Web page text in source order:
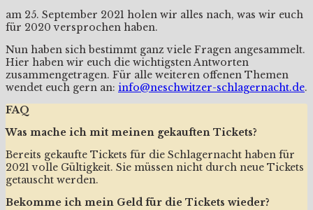
am 25. September 2021 holen wir alles nach, was wir euch
für 2020 versprochen haben.
Nun haben sich bestimmt ganz viele Fragen angesammelt.
Hier haben wir euch die wichtigsten Antworten
zusammengetragen. Für alle weiteren offenen Themen
wendet euch gern an: info@neschwitzer-schlagernacht.de.
FAQ
Was mache ich mit meinen gekauften Tickets?
Bereits gekaufte Tickets für die Schlagernacht haben für
2021 volle Gültigkeit. Sie müssen nicht durch neue Tickets
getauscht werden.
Bekomme ich mein Geld für die Tickets wieder?